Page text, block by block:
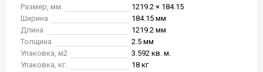
Размер, мм.
1219.2 × 184.15
Ширина
184.15 мм
Длина
1219.2 мм
Толщина
2.5 мм
Упаковка, м2
3.592 кв. м.
Упаковка, кг.
18 кг